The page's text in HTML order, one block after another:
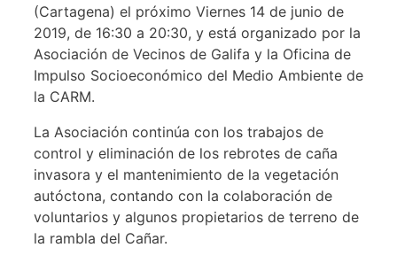
(Cartagena) el próximo Viernes 14 de junio de
2019, de 16:30 a 20:30, y está organizado por la
Asociación de Vecinos de Galifa y la Oficina de
Impulso Socioeconómico del Medio Ambiente de
la CARM.
La Asociación continúa con los trabajos de
control y eliminación de los rebrotes de caña
invasora y el mantenimiento de la vegetación
autóctona, contando con la colaboración de
voluntarios y algunos propietarios de terreno de
la rambla del Cañar.